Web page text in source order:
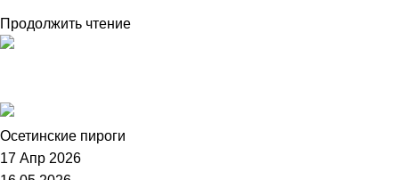
Продолжить чтение
Осетинские пироги
17 Апр 2026